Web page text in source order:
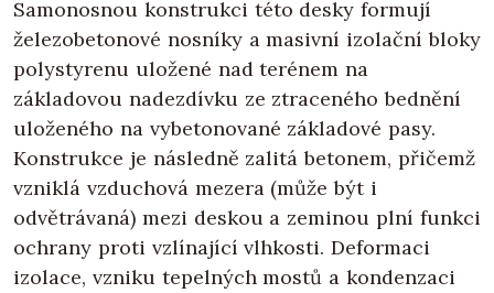
Samonosnou konstrukci této desky formují
železobetonové nosníky a masivní izolační bloky
polystyrenu uložené nad terénem na
základovou nadezdívku ze ztraceného bednění
uloženého na vybetonované základové pasy.
Konstrukce je následně zalitá betonem, přičemž
vzniklá vzduchová mezera (může být i
odvětrávaná) mezi deskou a zeminou plní funkci
ochrany proti vzlínající vlhkosti. Deformaci
izolace, vzniku tepelných mostů a kondenzaci